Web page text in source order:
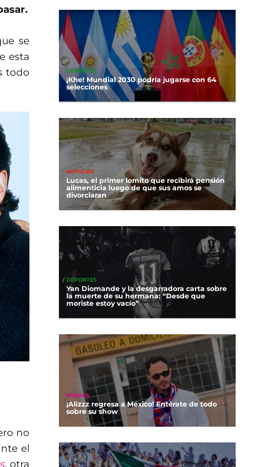
se
esta
todo
no
el
, otra
DEPORTES
¡Khe! Mundial 2030 podría jugarse con 64
selecciones
NOTICIAS
Lucas, el primer lomito que recibirá pensión
alimenticia luego de que sus amos se
divorciaran
DEPORTES
Yan Diomande y la desgarradora carta sobre
la muerte de su hermana: “Desde que
moriste estoy vacío”
MÚSICA
¡Alizzz regresa a México! Entérate de todo
sobre su show